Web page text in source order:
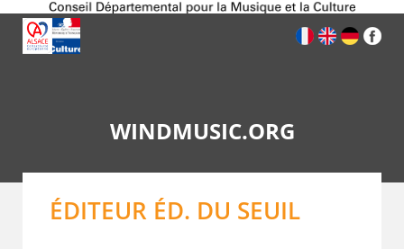
WINDMUSIC.ORG
ÉDITEUR ÉD. DU SEUIL